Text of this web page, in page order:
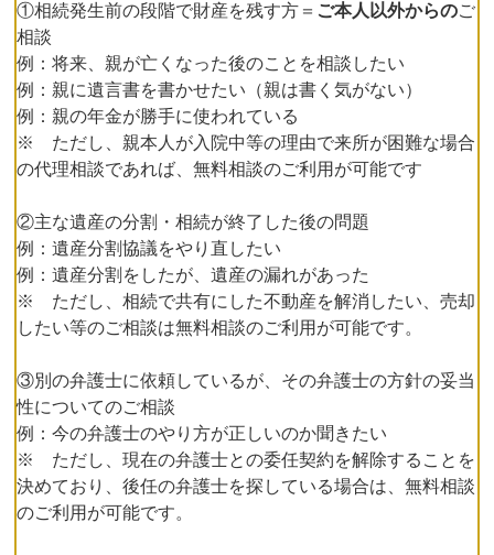
①相続発生前の段階で財産を残す方＝ ご本人以外からのご
相談
例：将来、親が亡くなった後のことを相談したい
例：親に遺言書を書かせたい（親は書く気がない）
例：親の年金が勝手に使われている
※ ただし、親本人が入院中等の理由で来所が困難な場合
の代理相談であれば、無料相談のご利用が可能です
②主な遺産の分割・相続が終了した後の問題
例：遺産分割協議をやり直したい
例：遺産分割をしたが、遺産の漏れがあった
※ ただし、相続で共有にした不動産を解消したい、売却
したい等のご相談は無料相談のご利用が可能です。
③別の弁護士に依頼しているが、その弁護士の方針の妥当
性についてのご相談
例：今の弁護士のやり方が正しいのか聞きたい
※ ただし、現在の弁護士との委任契約を解除することを
決めており、後任の弁護士を探している場合は、無料相談
のご利用が可能です。